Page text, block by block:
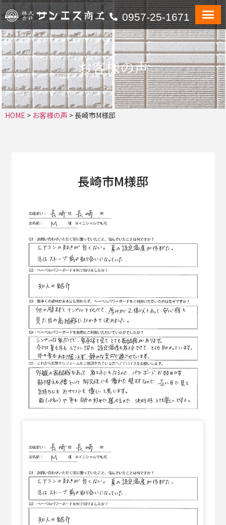
0957-25-1671
お客様の声
HOME > お客様の声 >長崎市M様邸
長崎市M様邸